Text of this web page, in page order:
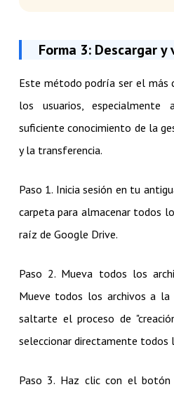
Forma 3: Descargar
Este método podría ser el más
los usuarios,
suficiente conocimiento de la
y la transferencia.
Paso 1. Inicia sesión en tu
carpeta para almacenar todos
raíz de Google Drive.
Paso 2. Mueva todos los
Mueve todos los archivos a la
saltarte el proceso de
seleccionar directamente todos
Paso 3. Haz clic con el